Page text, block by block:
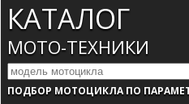
КАТАЛОГ
МОТО-ТЕХНИКИ
ПОДБОР МОТОЦИКЛА ПО